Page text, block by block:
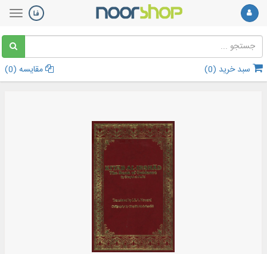
سبد خرید (0
) مقایسه (0
)